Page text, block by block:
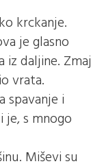
krckanje.
je glasno
iz daljine. Zmaj
vrata.
spavanje i
s mnogo
Miševi su